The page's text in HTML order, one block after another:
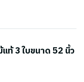
ท้ 3 ใบขนาด 52 นิ้ว